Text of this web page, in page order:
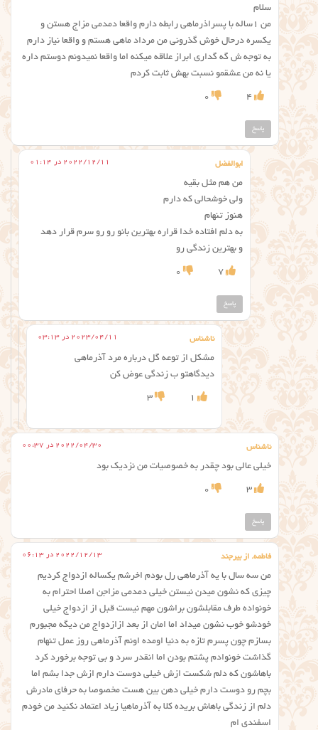
سلام
من ۱ساله با پسراذرماهی رابطه دارم واقعا دمدمی مزاج هستن و
یکسره درحال خوش گذرونی من مرداد ماهی هستم و واقعا نیاز دارم
به توجه ش گه گداری ابراز علاقه میکنه اما واقعا نمیدونم دوستم داره
یا نه من عشقمو نسبت بهش ثابت کردم
4
0
پاسخ
ابوالفضل 2022/12/11 در 01:14
من هم مثل بقیه
ولی خوشحالی که دارم
هنوز تنهام
به دلم افتاده خدا قراره بهترین بانو رو رو سرم قرار دهد
و بهترین زندگی رو
7
0
پاسخ
ناشناس 2023/04/11 در 03:13
مشکل از توعه گل درباره مرد آذرماهی
دیدگاهتو ب زندگی عوض کن
1
3
ناشناس 2022/04/30 در 00:37
خیلی عالی بود چقدر به خصوصیات من نزدیک بود
3
0
پاسخ
فاطمه. از بیرجند 2022/12/13 در 06:13
من سه سال با یه آذرماهی رل بودم اخرشم یکساله ازدواج کردیم
چیزی که نشون میدن نیستن خیلی دمدمی مزاجن اصلا احترام به
خونواده طرف مقابلشون براشون مهم نیست قبل از ازدواج خیلی
خودشو خوب نشون میداد اما امان از بعد ازازدواج من دیگه مجبورم
بسازم چون پسرم تازه به دنیا اومده اونم آذرماهی روز عمل تنهام
گذاشت خونوادم پشتم بودن اما انقدر سرد و بی توجه برخورد کرد
باهاشون که دلم شکست ازش خیلی دوست دارم ازش جدا بشم اما
بچم رو دوست دارم خیلی دهن بین هست مخصوصا به حرفای مادرش
دلم از زندگی باهاش بریده کلا به آذرماهیا زیاد اعتماد نکنید من خودم
اسفندی ام